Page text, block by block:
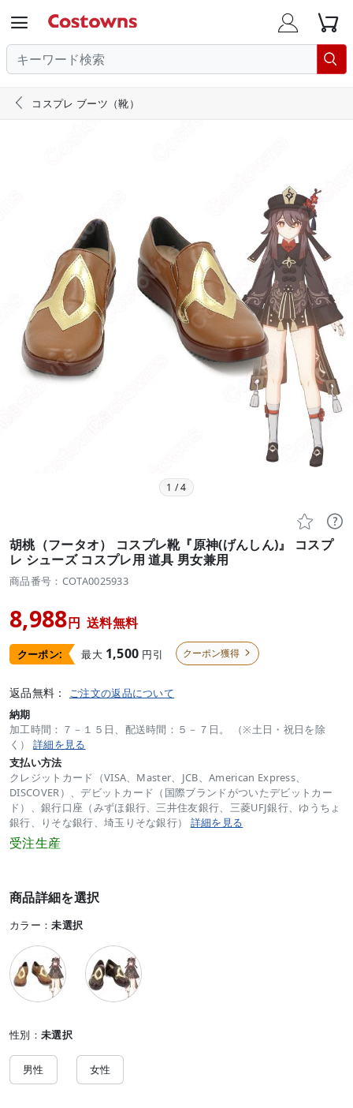
  

 コスプレ ブーツ（靴）
1 /4
 
胡桃（フータオ） コスプレ靴『原神(げんしん)』 コスプ
レ シューズ コスプレ用 道具 男女兼用
商品番号：COTA0025933
8,988円 送料無料
クーポン: 最大 1,500 円引 クーポン獲得 
返品無料： ご注文の返品について
納期
加工時間：７－１５日、配送時間：５－７日。 （※土日・祝日を除
く） 詳細を見る
支払い方法
クレジットカード（VISA、Master、JCB、American Express、
DISCOVER）、デビットカード（国際ブランドがついたデビットカー
ド）、銀行口座（みずほ銀行、三井住友銀行、三菱UFJ銀行、ゆうちょ
銀行、りそな銀行、埼玉りそな銀行） 詳細を見る
受注生産
商品詳細を選択
カラー：未選択
性別： 未選択
男性 女性